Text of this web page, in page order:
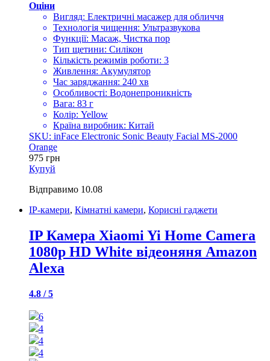
Оціни
Вигляд: Електричні масажер для обличчя
Технологія чищення: Ультразвукова
Функції: Масаж, Чистка пор
Тип щетини: Силікон
Кількість режимів роботи: 3
Живлення: Акумулятор
Час заряджання: 240 хв
Особливості: Водонепроникність
Вага: 83 г
Колір: Yellow
Країна виробник: Китай
SKU: inFace Electronic Sonic Beauty Facial MS-2000
Orange
975 грн
Купуй
Відправимо 10.08
IP-камери, Кімнатні камери, Корисні гаджети
IP Камера Xiaomi Yi Home Camera
1080p HD White відеоняня Amazon
Alexa
4.8 / 5
6
4
4
4